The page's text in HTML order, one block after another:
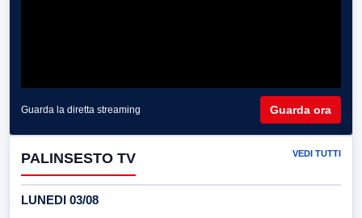
Guarda la diretta streaming Guarda ora
PALINSESTO TV VEDI TUTTI
LUNEDI 03/08